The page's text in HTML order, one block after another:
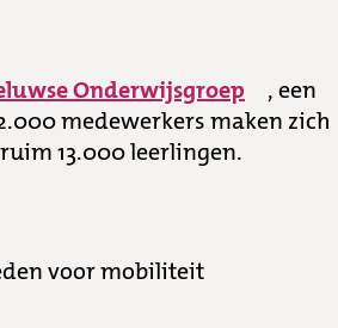
Onderwijsgroep
, een
medewerkers maken zich
13.000 leerlingen.
voor mobiliteit